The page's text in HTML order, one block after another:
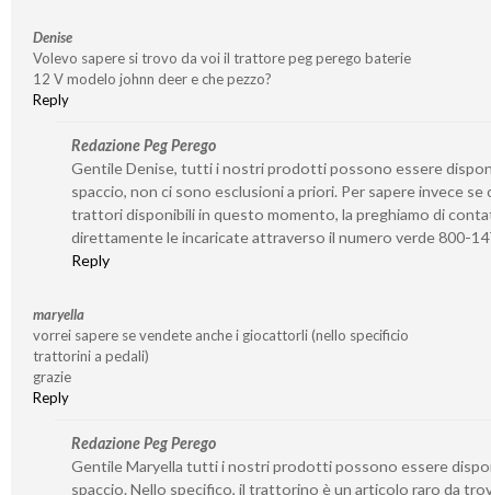
Denise
Volevo sapere si trovo da voi il trattore peg perego baterie
12 V modelo johnn deer e che pezzo?
Reply
Redazione Peg Perego
Gentile Denise, tutti i nostri prodotti possono essere
spaccio, non ci sono esclusioni a priori. Per sapere invece se
trattori disponibili in questo momento, la preghiamo di
direttamente le incaricate attraverso il numero verde 800-
Reply
maryella
vorrei sapere se vendete anche i giocattorli (nello specificio
trattorini a pedali)
grazie
Reply
Redazione Peg Perego
Gentile Maryella tutti i nostri prodotti possono essere
spaccio. Nello specifico, il trattorino è un articolo raro da